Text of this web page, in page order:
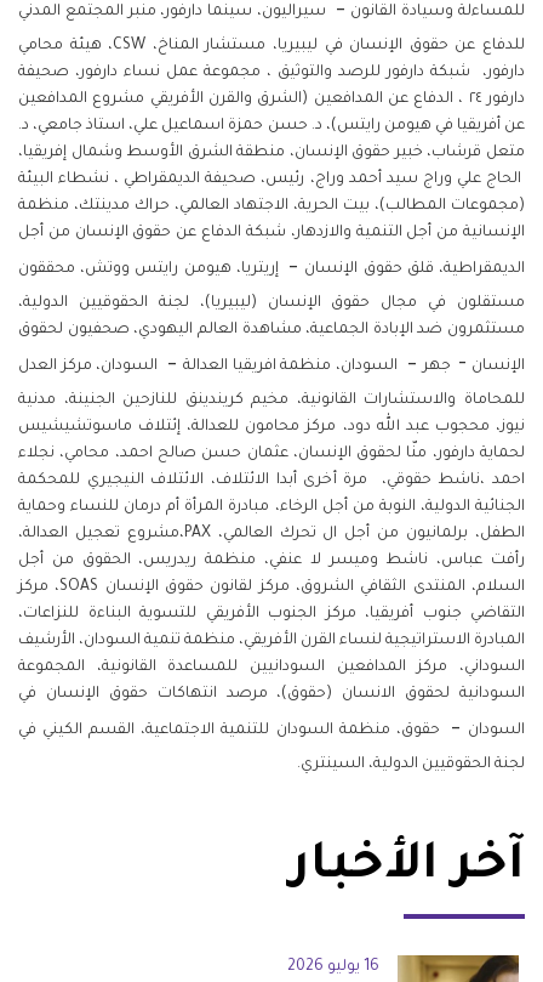
للمساءلة وسيادة القانون –
سيراليون، سينما دارفور، منبر المجتمع المدني
للدفاع عن حقوق الإنسان في ليبيريا، مستشار المناخ، CSW، هيئة محامي
دارفور، شبكة دارفور للرصد والتوثيق ، مجموعة عمل نساء دارفور، صحيفة
دارفور ٢٤ ، الدفاع عن المدافعين (الشرق والقرن الأفريقي مشروع المدافعين
عن أفريقيا في هيومن رايتس)، د. حسن حمزة اسماعيل علي، استاذ جامعي، د.
متعل قرشاب، خبير حقوق الإنسان، منطقة الشرق الأوسط وشمال إفريقيا،
الحاج علي وراج سيد أحمد وراج، رئيس، صحيفة الديمقراطي ، نشطاء البيئة
(مجموعات المطالب)، بيت الحرية، الاجتهاد العالمي، حراك مدينتك، منظمة
الإنسانية من أجل التنمية والازدهار، شبكة الدفاع عن حقوق الإنسان من أجل
الديمقراطية، قلق حقوق الإنسان –إريتريا، هيومن رايتس ووتش، محققون
مستقلون في مجال حقوق الإنسان (ليبيريا)، لجنة الحقوقيين الدولية،
مستثمرون ضد الإبادة الجماعية، مشاهدة العالم اليهودي، صحفيون لحقوق
الإنسان - جهر – السودان، منظمة افريقيا العدالة –
السودان، مركز العدل
للمحاماة والاستشارات القانونية، مخيم كريندينق للنازحين الجنينة، مدنية
نيوز، محجوب عبد الله دود، مركز محامون للعدالة، إئتلاف ماسوتشيشيس
لحماية دارفور، منّا لحقوق الإنسان، عثمان حسن صالح احمد، محامي، نجلاء
احمد ،ناشط حقوقي، مرة أخرى أبدا الائتلاف، الائتلاف النيجيري للمحكمة
الجنائية الدولية، النوبة من أجل الرخاء، مبادرة المرأة أم درمان للنساء وحماية
الطفل، برلمانيون من أجل ال تحرك العالمي، PAX،مشروع تعجيل العدالة،
رأفت عباس، ناشط وميسر لا عنفي، منظمة ريدريس، الحقوق من أجل
السلام، المنتدى الثقافي الشروق، مركز لقانون حقوق الإنسان SOAS، مركز
التقاضي جنوب أفريقيا، مركز الجنوب الأفريقي للتسوية البناءة للنزاعات،
المبادرة الاستراتيجية لنساء القرن الأفريقي، منظمة تنمية السودان، الأرشيف
السوداني، مركز المدافعين السودانيين للمساعدة القانونية، المجموعة
السودانية لحقوق الانسان (حقوق)، مرصد انتهاكات حقوق الإنسان في
السودان –
حقوق، منظمة السودان للتنمية الاجتماعية، القسم الكيني في
لجنة الحقوقيين الدولية، السينتري.
آخر الأخبار
16 يوليو 2026